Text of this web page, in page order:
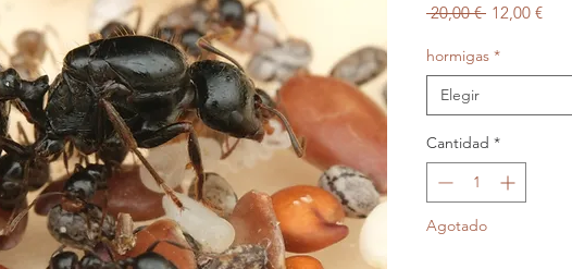
20,00 € Precio
12,00 €
hormigas *
Elegir
Cantidad *
Agotado